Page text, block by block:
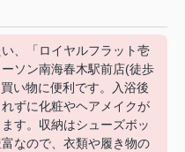
、「ロイヤルフラット壱
ソン南海春木駅前店(徒歩
い物に便利です。入浴後
ずに化粧やヘアメイクが
す。収納はシューズボッ
なので、衣類や履き物の